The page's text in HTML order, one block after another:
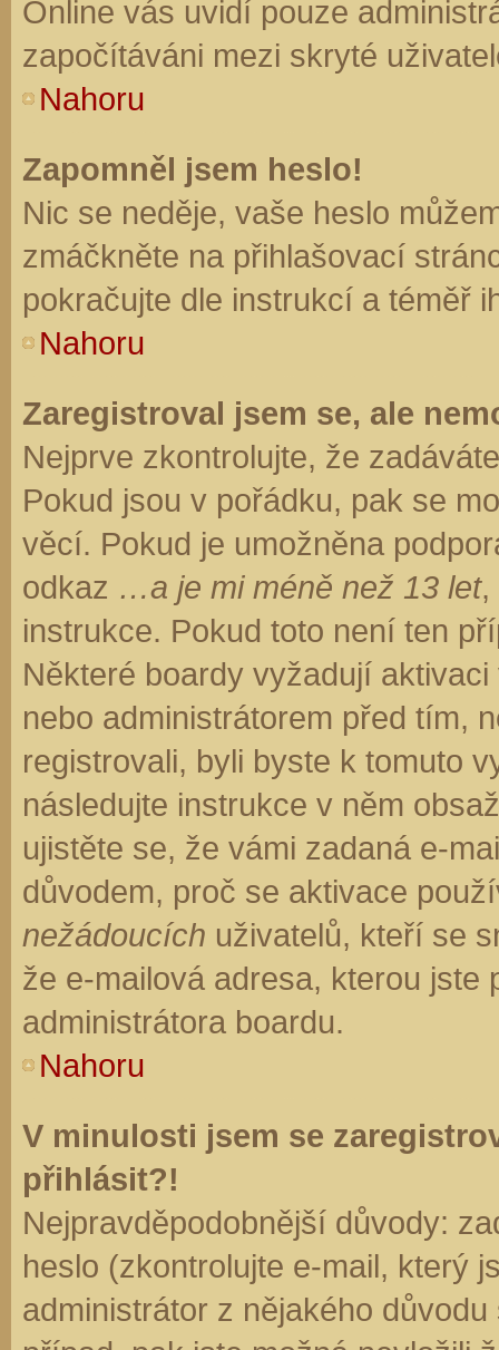
Online vás uvidí pouze
započítáváni mezi skryté
Nahoru
Zapomněl jsem heslo!
Nic se neděje, vaše heslo
zmáčkněte na přihlašovací
pokračujte dle instrukcí a téměř
Nahoru
Zaregistroval jsem se, ale
Nejprve zkontrolujte, že
Pokud jsou v pořádku, pak se
věcí. Pokud je umožněna
odkaz …a je mi méně než 13 let,
instrukce. Pokud toto není ten
Některé boardy vyžadují
nebo administrátorem před tím,
registrovali, byli byste k tomuto
následujte instrukce v něm
ujistěte se, že vámi zadaná e-
důvodem, proč se aktivace
nežádoucích uživatelů, kteří se
že e-mailová adresa, kterou jste
administrátora boardu.
Nahoru
V minulosti jsem se
přihlásit?!
Nejpravděpodobnější důvody:
heslo (zkontrolujte e-mail, který
administrátor z nějakého